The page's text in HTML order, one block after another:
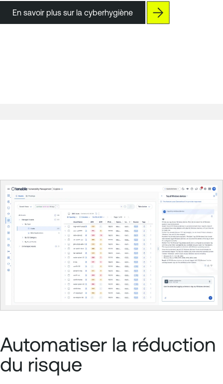
En savoir plus sur la cyberhygiène
Automatiser la réduction
du risque